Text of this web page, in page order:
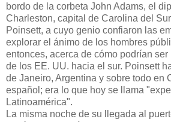
bordo de la corbeta John Adams, el
Charleston, capital de Carolina del
Poinsett, a cuyo genio confiaron las
explorar el ánimo de los hombres
entonces, acerca de cómo podrían
de los EE. UU. hacia el sur. Poinsett
de Janeiro, Argentina y sobre todo en
español; era lo que hoy se llama
Latinoamérica".
La misma noche de su llegada al